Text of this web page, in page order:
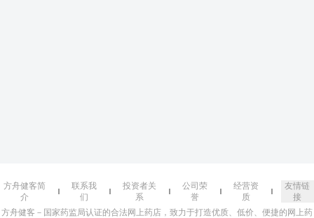
方舟健客简
介
联系我
们
投资者关
系
公司荣
誉
经营资
质
友情链
接
方舟健客－国家药监局认证的合法网上药店，致力于打造优质、低价、便捷的网上药